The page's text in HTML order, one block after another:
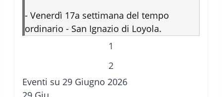
- Venerdì 17a settimana del tempo
ordinario - San Ignazio di Loyola.
1
2
Eventi su 29 Giugno 2026